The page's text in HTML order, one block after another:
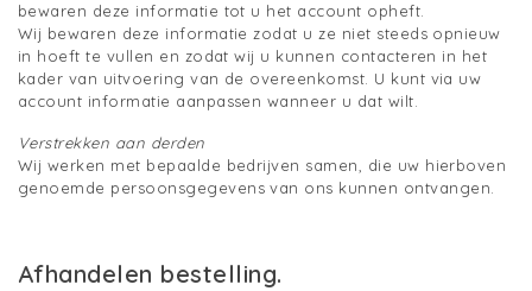
bewaren deze informatie tot u het account opheft.
Wij bewaren deze informatie zodat u ze niet steeds opnieuw
in hoeft te vullen en zodat wij u kunnen contacteren in het
kader van uitvoering van de overeenkomst. U kunt via uw
account informatie aanpassen wanneer u dat wilt.
Verstrekken aan derden
Wij werken met bepaalde bedrijven samen, die uw hierboven
genoemde persoonsgegevens van ons kunnen ontvangen.
Afhandelen bestelling.